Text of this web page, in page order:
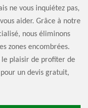
ne vous inquiétez pas,
aider. Grâce à notre
nous éliminons
zones encombrées.
le plaisir de profiter de
un devis gratuit,